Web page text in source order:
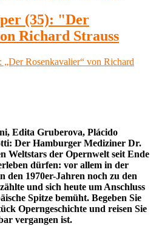
von
Wolfgang
(35): "Der
Richard Strauss
Edita Gruberova, Plácido
Der Hamburger Mediziner Dr.
Weltstars der Opernwelt seit Ende
dürfen: vor allem in der
den 1970er-Jahren noch zu den
und sich heute um Anschluss
Spitze bemüht. Begeben Sie
Operngeschichte und reisen Sie
vergangen ist.